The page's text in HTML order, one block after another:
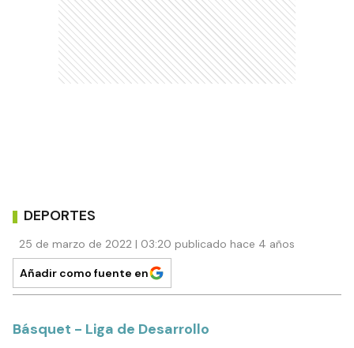
DEPORTES
25 de marzo de 2022 | 03:20 publicado hace 4 años
Añadir como fuente en
Básquet - Liga de Desarrollo